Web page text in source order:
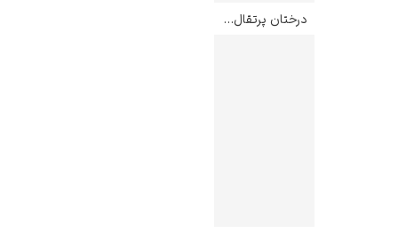
درختان پرتقال در یک بعدازظهر – فالکو تریگوزو